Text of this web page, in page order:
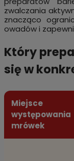
zwalczania
znacząco
owadów i
Który
się w
Miejsce
występowania
mrówek